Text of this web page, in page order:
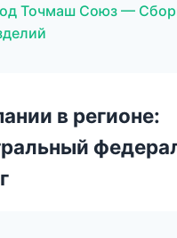
Точмаш Союз —
в регионе: